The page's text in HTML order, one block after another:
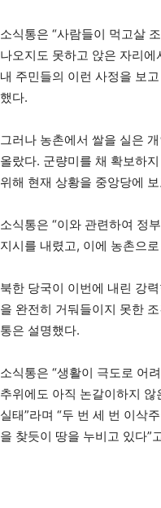
소식통은 “사람들이 먹고살
나오지도 못하고 앉은 자리에
내 주민들의 이런 사정을 보
했다.
그러나 농촌에서 쌀을 실은
올랐다. 군량미를 채 확보하
위해 현재 상황을 중앙당에
소식통은 “이와 관련하여 정
지시를 내렸고, 이에 농촌으
북한 당국이 이번에 내린 강
을 완전히 거둬들이지 못한
통은 설명했다.
소식통은 “생활이 극도로 어
추위에도 아직 논갈이하지
실태”라며 “두 번 세 번 이삭
을 찾듯이 땅을 누비고 있다”